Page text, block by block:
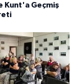
Kunt'a Geçmiş